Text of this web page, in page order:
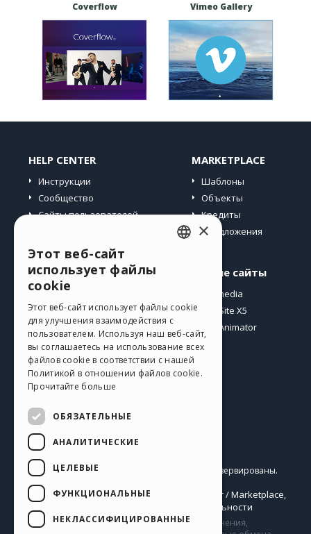
Coverflow Vimeo Gallery
HELP CENTER
Инструкции
Сообщество
Сайты пользователей
MARKETPLACE
Шаблоны
Объекты
Кредиты
Предложения
Профиль
Мои посты
Мои лицензии
Загрузить
Веб-хостинг
Мои кредиты
Другие сайты
Incomedia
WebSite X5
WebAnimator
Pусский
Copyright © 2026Incomedia s.r.l.
Все права зарезервированы.
P.IVA IT07514640015
Правила Использования WebSite X5:
Help Center / Marketplace,
Политика конфиденциальности
Сайт содержит информацию, комментарии и мнения,
GERMAN
SPANISH
PORTUGUESE
POLISH
×
Этот веб-сайт
использует файлы
cookie
Этот веб-сайт использует файлы cookie
для улучшения взаимодействия с
пользователем. Используя наш веб-сайт,
вы соглашаетесь на использование всех
файлов cookie в соответствии с нашей
Политикой в ​​отношении файлов cookie.
Прочитайте больше
ОБЯЗАТЕЛЬНЫЕ
АНАЛИТИЧЕСКИЕ
ЦЕЛЕВЫЕ
ФУНКЦИОНАЛЬНЫЕ
НЕКЛАССИФИЦИРОВАННЫЕ